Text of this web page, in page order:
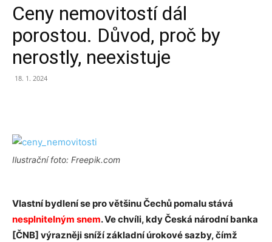
Ceny nemovitostí dál
porostou. Důvod, proč by
nerostly, neexistuje
18. 1. 2024
Ilustrační foto: Freepik.com
Vlastní bydlení se pro většinu Čechů pomalu stává
nesplnitelným snem. Ve chvíli, kdy Česká národní banka
[ČNB] výrazněji sníží základní úrokové sazby, čímž